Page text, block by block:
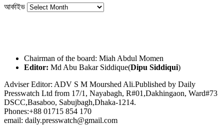
আর্কাইভ
Chairman of the board: Miah Abdul Momen
Editor: Md Abu Bakar Siddique(Dipu Siddiqui)
Adviser Editor: ADV S M Mourshed Ali.Published by Daily
Presswatch Ltd from 17/1, Nayabagh, R#01,Dakhingaon, Ward#73
DSCC,Basaboo, Sabujbagh,Dhaka-1214.
Phones:+88 01715 854 170
email: daily.presswatch@gmail.com